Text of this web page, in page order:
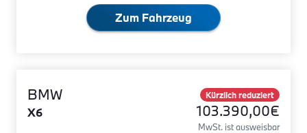
Zum Fahrzeug
BMW
X6
Kürzlich reduziert
103.390,00€
MwSt. ist ausweisbar